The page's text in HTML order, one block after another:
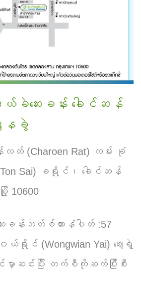
ဆေးခန်း ခေါင်ဆန်
ာနခွဲ
လတ် (Charoen Rat) လမ်း ခုံ
Sai) ခရိုင်၊ ခေါင်ဆန်
10600
ေးခန်းဘတ်စ်ကားနံပါတ် :57
(Wongwian Yai) ဈေးရဲ့
ဆင်းပြီး တက်စီကိုဆက်ပြီးစီး